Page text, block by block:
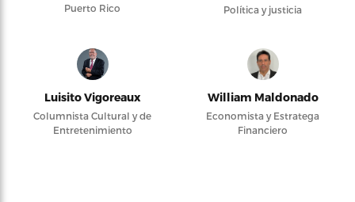
Puerto Rico
Política y justicia
Luisito Vigoreaux
Columnista Cultural y de
Entretenimiento
William Maldonado
Economista y Estratega
Financiero